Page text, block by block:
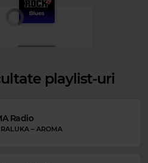
playlist-uri
Radio
– AROMA